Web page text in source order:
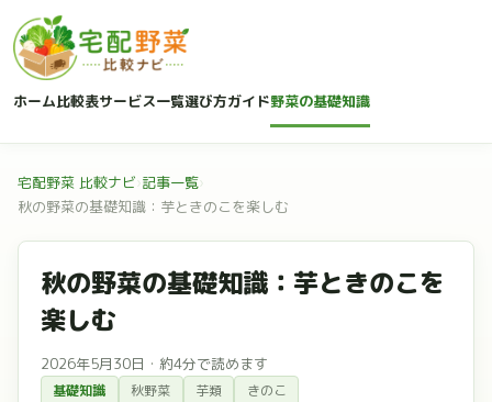
ホーム比較表サービス一覧選び方ガイド野菜の基礎知識
宅配野菜 比較ナビ›記事一覧›
秋の野菜の基礎知識：芋ときのこを楽しむ
秋の野菜の基礎知識：芋ときのこを
楽しむ
2026年5月30日 ・ 約4分で読めます
基礎知識 秋野菜 芋類 きのこ